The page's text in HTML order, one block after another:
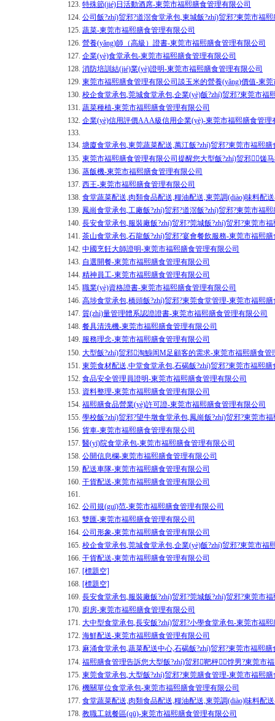
123. 特殊節(jié)日活動酒席-東莞市福熙膳食管理有限公司
124. 公司飯?zhí)贸邪?道滘食堂承包,東城飯?zhí)贸邪?東莞市福
125. 蔬菜-東莞市福熙膳食管理有限公司
126. 營養(yǎng)師（高級）證書-東莞市福熙膳食管理有限公司
127. 企業(yè)食堂承包-東莞市福熙膳食管理有限公司
128. 消防培訓結(jié)業(yè)證明-東莞市福熙膳食管理有限公司
129. 東莞市福熙膳食管理有限公司談玉米的營養(yǎng)價值-東
130. 校企食堂承包,莞城食堂承包,企業(yè)飯?zhí)贸邪?東莞市福
131. 蔬菜種植-東莞市福熙膳食管理有限公司
132. 企業(yè)信用評價AAA級信用企業(yè)-東莞市福熙膳食管理
133.
134. 塘廈食堂承包,東莞蔬菜配送,萬江飯?zhí)贸邪?東莞市福熙
135. 東莞市福熙膳食管理有限公司提醒您大型飯?zhí)贸邪⒁馐
136. 蒸飯機-東莞市福熙膳食管理有限公司
137. 西王-東莞市福熙膳食管理有限公司
138. 食堂蔬菜配送,肉類食品配送,糧油配送,東莞調(diào)味料配
139. 鳳崗食堂承包,工廠飯?zhí)贸邪?道滘飯?zhí)贸邪?東莞市福
140. 長安食堂承包,服裝廠飯?zhí)贸邪?莞城飯?zhí)贸邪?東莞市
141. 茶山食堂承包,石龍飯?zhí)贸邪?宴會餐飲服務-東莞市福熙
142. 中國烹飪大師證明-東莞市福熙膳食管理有限公司
143. 自選開餐-東莞市福熙膳食管理有限公司
144. 精神員工-東莞市福熙膳食管理有限公司
145. 職業(yè)資格證書-東莞市福熙膳食管理有限公司
146. 高埗食堂承包,橋頭飯?zhí)贸邪?東莞食堂管理-東莞市福熙
147. 質(zhì)量管理體系認證證書-東莞市福熙膳食管理有限公司
148. 餐具清洗機-東莞市福熙膳食管理有限公司
149. 服務理念-東莞市福熙膳食管理有限公司
150. 大型飯?zhí)贸邪淘鯓訚M足顧客的需求-東莞市福熙膳食管
151. 東莞食材配送,中堂食堂承包,石碣飯?zhí)贸邪?東莞市福熙
152. 食品安全管理員證明-東莞市福熙膳食管理有限公司
153. 資料整理-東莞市福熙膳食管理有限公司
154. 福熙膳食品營業(yè)許可證-東莞市福熙膳食管理有限公司
155. 學校飯?zhí)贸邪?望牛墩食堂承包,鳳崗飯?zhí)贸邪?東莞市
156. 貨車-東莞市福熙膳食管理有限公司
157. 醫(yī)院食堂承包-東莞市福熙膳食管理有限公司
158. 公開信息欄-東莞市福熙膳食管理有限公司
159. 配送車隊-東莞市福熙膳食管理有限公司
160. 干貨配送-東莞市福熙膳食管理有限公司
161.
162. 公司規(guī)范-東莞市福熙膳食管理有限公司
163. 雙匯-東莞市福熙膳食管理有限公司
164. 公司形象-東莞市福熙膳食管理有限公司
165. 校企食堂承包,莞城食堂承包,企業(yè)飯?zhí)贸邪?東莞市福
166. 干貨配送-東莞市福熙膳食管理有限公司
167. [標題空]
168. [標題空]
169. 長安食堂承包,服裝廠飯?zhí)贸邪?莞城飯?zhí)贸邪?東莞市
170. 廚房-東莞市福熙膳食管理有限公司
171. 大中型食堂承包,長安飯?zhí)贸邪?小學食堂承包-東莞市福
172. 海鮮配送-東莞市福熙膳食管理有限公司
173. 麻涌食堂承包,蔬菜配送中心,石碣飯?zhí)贸邪?東莞市福熙
174. 福熙膳食管理告訴您大型飯?zhí)贸邪靶枰⒁饽男?東莞市
175. 東莞食堂承包,大型飯?zhí)贸邪?東莞膳食管理-東莞市福熙
176. 機關單位食堂承包-東莞市福熙膳食管理有限公司
177. 食堂蔬菜配送,肉類食品配送,糧油配送,東莞調(diào)味料配
178. 教職工就餐區(qū)-東莞市福熙膳食管理有限公司